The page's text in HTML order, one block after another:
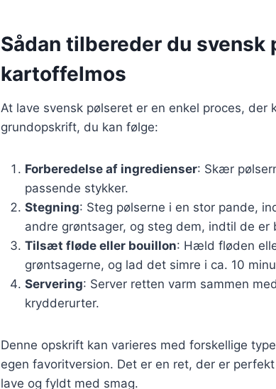
Sådan tilbereder du svensk
kartoffelmos
At lave svensk pølseret er en enkel proces, der
grundopskrift, du kan følge:
Forberedelse af ingredienser: Skær
passende stykker.
Stegning: Steg pølserne i en stor pande,
andre grøntsager, og steg dem, indtil de er
Tilsæt fløde eller bouillon: Hæld fløden
grøntsagerne, og lad det simre i ca. 10
Servering: Server retten varm sammen
krydderurter.
Denne opskrift kan varieres med forskellige
egen favoritversion. Det er en ret, der er
lave og fyldt med smag.